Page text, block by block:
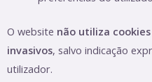
O website não utiliza
invasivos, salvo indicação
utilizador.